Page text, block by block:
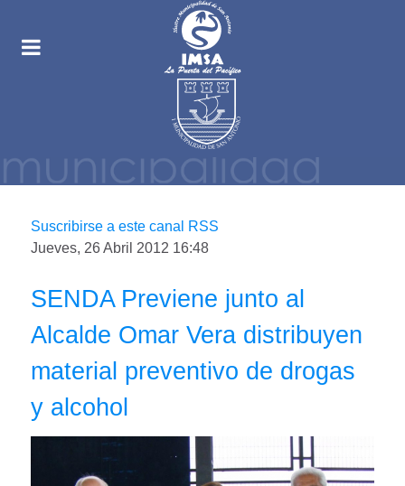
Suscribirse a este canal RSS
Jueves, 26 Abril 2012 16:48
SENDA Previene junto al
Alcalde Omar Vera distribuyen
material preventivo de drogas
y alcohol